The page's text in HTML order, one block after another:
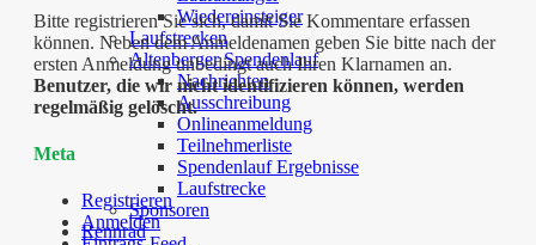
Wiedereinsteiger
Laufstrecken
Altenberger Spendenlauf
Nachrichten
Ausschreibung
Onlineanmeldung
Teilnehmerliste
Spendenlauf Ergebnisse
Laufstrecke
Sponsoren
Rennrad
Bitte registrieren Sie sich, damit Sie Kommentare erfassen
können. Neben dem Anmeldenamen geben Sie bitte nach der
ersten Anmeldung unbedingt auch Ihren Klarnamen an.
Benutzer, die wir nicht identifizieren können, werden
regelmäßig gelöscht.
Meta
Registrieren
Anmelden